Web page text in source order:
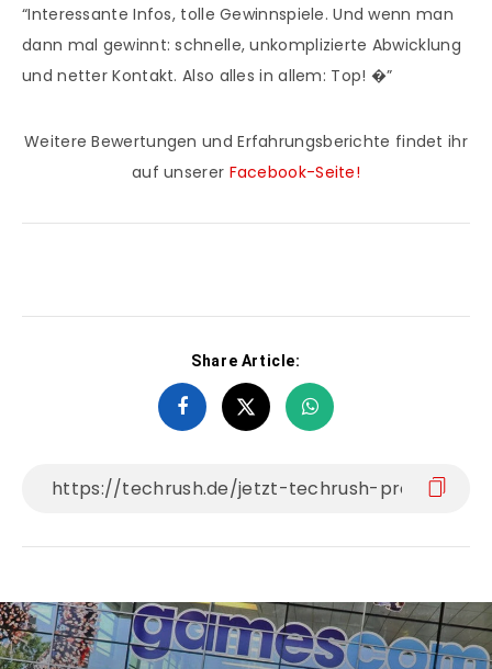
“Interessante Infos, tolle Gewinnspiele. Und wenn man
dann mal gewinnt: schnelle, unkomplizierte Abwicklung
und netter Kontakt. Also alles in allem: Top! �”
Weitere Bewertungen und Erfahrungsberichte findet ihr
auf unserer Facebook-Seite!
Share Article: